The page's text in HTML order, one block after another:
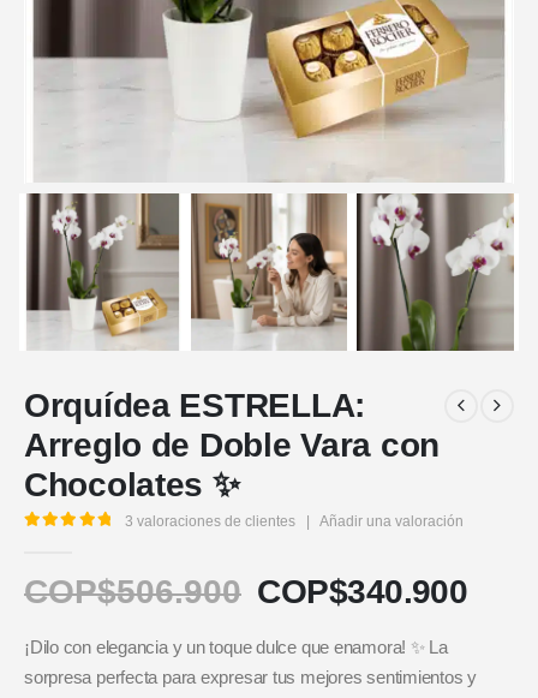
Orquídea ESTRELLA:
Arreglo de Doble Vara con
Chocolates ✨
3 valoraciones de clientes Añadir una valoración
COP$506.900 COP$340.900
¡Dilo con elegancia y un toque dulce que enamora! ✨ La
sorpresa perfecta para expresar tus mejores sentimientos y